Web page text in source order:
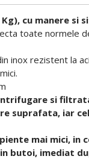
cu manere si
toate normele
inox rezistent la
si
suprafata, iar
mai mici, in
butoi, imediat